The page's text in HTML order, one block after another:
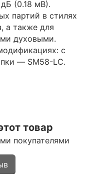
(0.18 мВ).
партий в стилях
а также для
духовыми.
с
— SM58-LC.
товар
покупателями